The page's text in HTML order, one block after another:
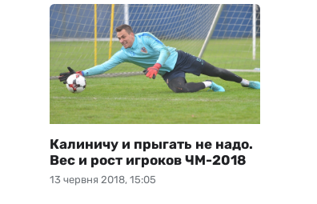
13 червня 2018, 15:05
Калиничу и прыгать не надо.
Вес и рост игроков ЧМ-2018